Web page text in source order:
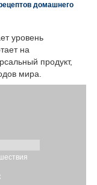
домашнего
уровень
на
продукт,
мира.